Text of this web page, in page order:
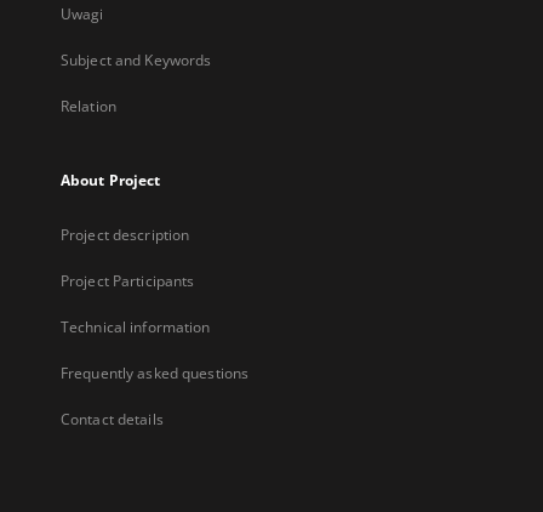
Uwagi
Subject and Keywords
Relation
About Project
Project description
Project Participants
Technical information
Frequently asked questions
Contact details